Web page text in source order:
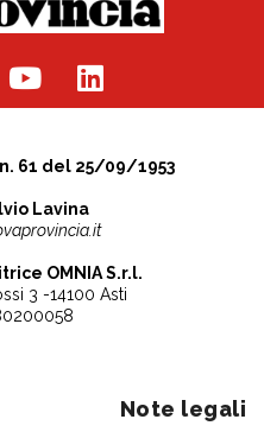
61 del 25/09/1953
Lavina
OMNIA S.r.l.
3 -14100 Asti
Note legali